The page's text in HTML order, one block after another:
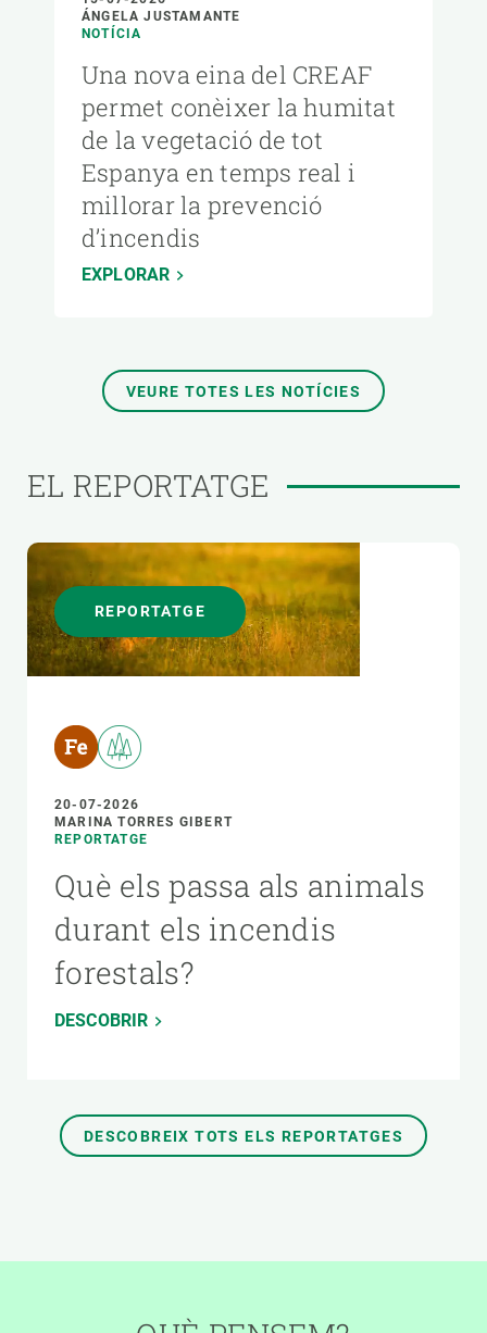
ÁNGELA JUSTAMANTE
NOTÍCIA
Una nova eina del CREAF
permet conèixer la humitat
de la vegetació de tot
Espanya en temps real i
millorar la prevenció
d’incendis
EXPLORAR
VEURE TOTES LES NOTÍCIES
EL REPORTATGE
REPORTATGE
20-07-2026
MARINA TORRES GIBERT
REPORTATGE
Què els passa als animals
durant els incendis
forestals?
DESCOBRIR
DESCOBREIX TOTS ELS REPORTATGES